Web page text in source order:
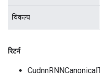
विकल्प
रिटर्न